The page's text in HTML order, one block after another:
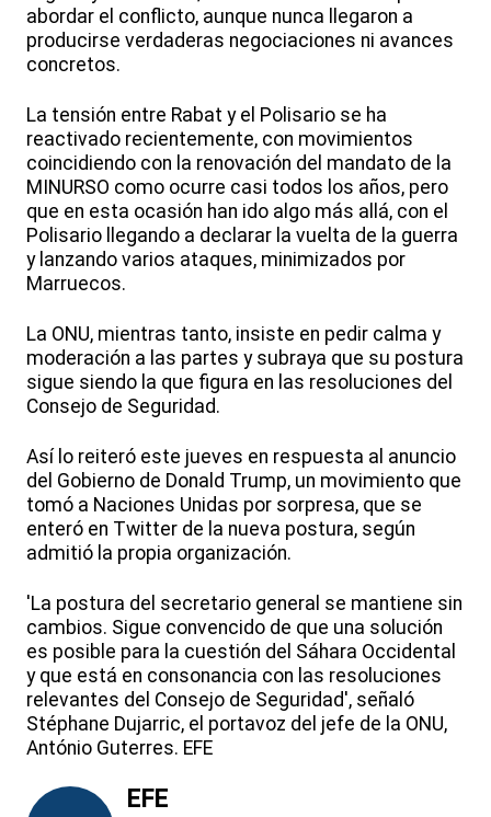
abordar el conflicto, aunque nunca llegaron a
producirse verdaderas negociaciones ni avances
concretos.
La tensión entre Rabat y el Polisario se ha
reactivado recientemente, con movimientos
coincidiendo con la renovación del mandato de la
MINURSO como ocurre casi todos los años, pero
que en esta ocasión han ido algo más allá, con el
Polisario llegando a declarar la vuelta de la guerra
y lanzando varios ataques, minimizados por
Marruecos.
La ONU, mientras tanto, insiste en pedir calma y
moderación a las partes y subraya que su postura
sigue siendo la que figura en las resoluciones del
Consejo de Seguridad.
Así lo reiteró este jueves en respuesta al anuncio
del Gobierno de Donald Trump, un movimiento que
tomó a Naciones Unidas por sorpresa, que se
enteró en Twitter de la nueva postura, según
admitió la propia organización.
'La postura del secretario general se mantiene sin
cambios. Sigue convencido de que una solución
es posible para la cuestión del Sáhara Occidental
y que está en consonancia con las resoluciones
relevantes del Consejo de Seguridad', señaló
Stéphane Dujarric, el portavoz del jefe de la ONU,
António Guterres. EFE
EFE